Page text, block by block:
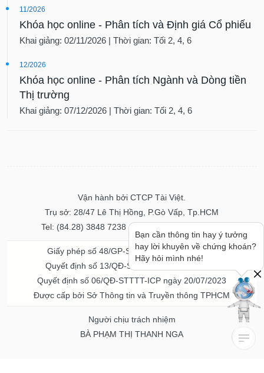
11/2026
Khóa học online - Phân tích và Định giá Cổ phiếu
Khai giảng: 02/11/2026 | Thời gian: Tối 2, 4, 6
12/2026
Khóa học online - Phân tích Ngành và Dòng tiền
Thị trường
Khai giảng: 07/12/2026 | Thời gian: Tối 2, 4, 6
Vận hành bởi CTCP Tài Việt.
Trụ sở: 28/47 Lê Thị Hồng, P.Gò Vấp, Tp.HCM
Tel: (84.28) 3848 7238 - Fax: (84.28) 3848 7237
Giấy phép số 48/GP-STTTT ngày 04/11/2016
Quyết định số 13/QĐ-STTTT ngày 02/11/2017
Quyết định số 06/QĐ-STTTT-ICP ngày 20/07/2023
Được cấp bởi Sở Thông tin và Truyền thông TPHCM
Người chịu trách nhiệm
BÀ PHẠM THỊ THANH NGA
Bạn cần thông tin hay ý tưởng
hay lời khuyên về chứng khoán?
Hãy hỏi mình nhé!